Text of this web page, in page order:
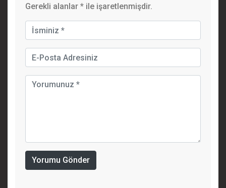
Gerekli alanlar * ile işaretlenmişdir.
Yorumu Gönder